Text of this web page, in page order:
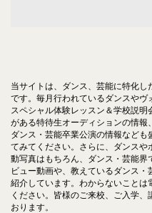
当サイトは、ダンス、芸能に特化
です。毎月行われているダンスや
スペシャル体験レッスン＆学校説
がある特待生オーディションの情報
ダンス・芸能卒業公演の情報など
てみてください。さらに、ダンス
動写真はもちろん、ダンス・芸能界
ビュー動画や、教えているダンス
紹介しています。わからないこと
ください。皆様のご来校、ご入学
おります。